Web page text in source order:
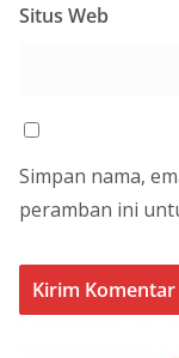
Situs Web
Simpan nama,
peramban ini